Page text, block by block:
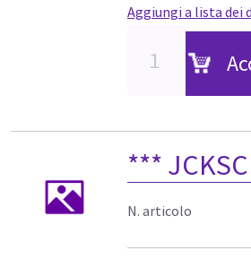
Aggiungi a lista dei
***
N. articolo